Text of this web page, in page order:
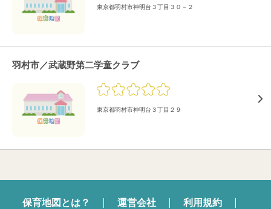
東京都羽村市神明台３丁目３０－２
羽村市／武蔵野第二学童クラブ
東京都羽村市神明台３丁目２９
保育地図とは？ 運営会社 利用規約